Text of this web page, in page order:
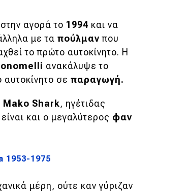
αγορά το 1994 και να
με τα πούλμαν που
το πρώτο αυτοκίνητο. Η
ανακάλυψε το
σε παραγωγή.
Mako Shark, ηγέτιδας
και ο μεγαλύτερος φαν
1953-1975
μέρη, ούτε καν γύριζαν